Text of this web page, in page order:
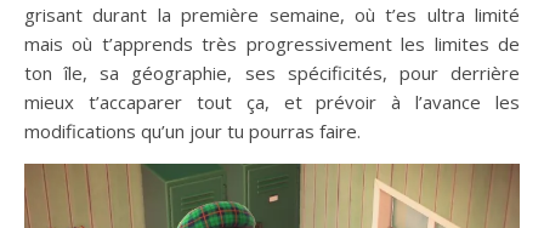
grisant durant la première semaine, où t’es ultra limité
mais où t’apprends très progressivement les limites de
ton île, sa géographie, ses spécificités, pour derrière
mieux t’accaparer tout ça, et prévoir à l’avance les
modifications qu’un jour tu pourras faire.